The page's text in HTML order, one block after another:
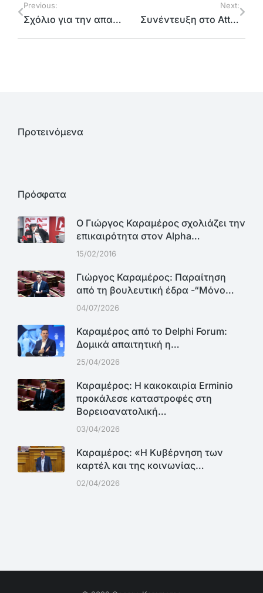
Previous:
Σχόλιο για την απαράδεκτη ενεργοποίηση λατομείων στην Ανατολική Αττική
Next:
Συνέντευξη στο Attica Press News
Προτεινόμενα
Πρόσφατα
Ο Γιώργος Καραμέρος σχολιάζει την
επικαιρότητα στον Alpha…
15/02/2016
Γιώργος Καραμέρος: Παραίτηση
από τη βουλευτική έδρα -“Μόνο…
04/07/2026
Καραμέρος από το Delphi Forum:
Δομικά απαιτητική η…
25/04/2026
Καραμέρος: Η κακοκαιρία Erminio
προκάλεσε καταστροφές στη
Βορειοανατολική…
03/04/2026
Καραμέρος: «Η Κυβέρνηση των
καρτέλ και της κοινωνίας…
02/04/2026